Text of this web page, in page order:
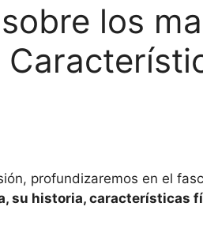
los
profundizaremos en el
su historia, características